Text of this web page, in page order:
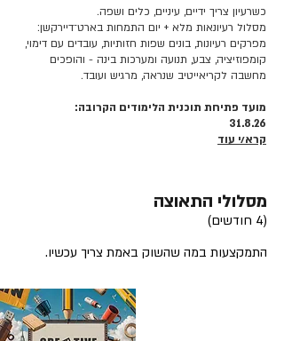
כשרעיון צריך ידיים, עיניים, כלים ושפה.
מסלול רעיונאות מלא + יום התמחות בארט־דיירקשן:
מפרקים רעיונות, בונים שפות חזותיות, עובדים עם דימוי,
קומפוזיציה, צבע, תנועה ומערכות בינה - והופכים
מחשבה לקריאייטיב שנראה, מרגיש ועובד.
מועד פתיחת תוכנית הלימודים הקרובה:
31.8.26
קרא/י עוד
מסלולי התאוצה
(4 חודשים)
התמקצעות במה שהשוק באמת צריך עכשיו.